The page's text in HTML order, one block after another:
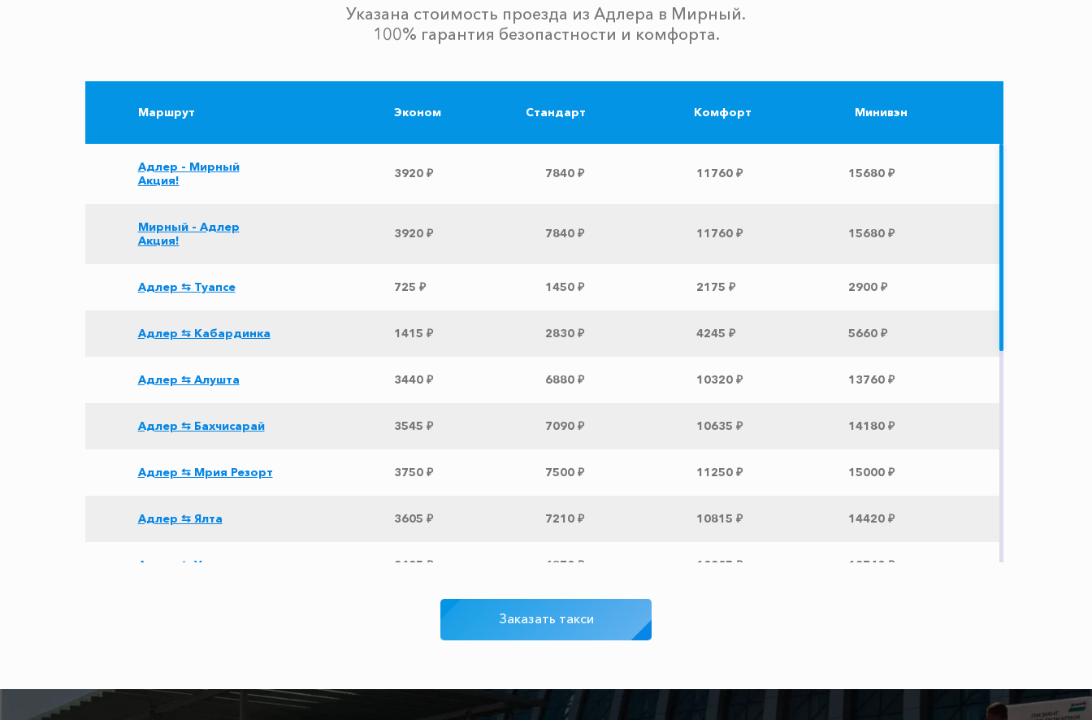
Указана стоимость проезда из Адлера в Мирный.
100% гарантия безопастности и комфорта.
Маршрут Эконом Стандарт Комфорт Минивэн
Адлер - Мирный
Акция!
3920 ₽ 7840 ₽ 11760 ₽ 15680 ₽
Мирный - Адлер
Акция!
3920 ₽ 7840 ₽ 11760 ₽ 15680 ₽
Адлер ⇆ Туапсе 725 ₽ 1450 ₽ 2175 ₽ 2900 ₽
Адлер ⇆ Кабардинка 1415 ₽ 2830 ₽ 4245 ₽ 5660 ₽
Адлер ⇆ Алушта 3440 ₽ 6880 ₽ 10320 ₽ 13760 ₽
Адлер ⇆ Бахчисарай 3545 ₽ 7090 ₽ 10635 ₽ 14180 ₽
Адлер ⇆ Мрия Резорт 3750 ₽ 7500 ₽ 11250 ₽ 15000 ₽
Адлер ⇆ Ялта 3605 ₽ 7210 ₽ 10815 ₽ 14420 ₽
Адлер ⇆ Успенка 3435 ₽ 6870 ₽ 10305 ₽ 13740 ₽
Адлер ⇆ Белгород 14200 ₽
Заказать такси